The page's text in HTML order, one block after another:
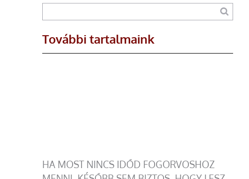
További tartalmaink
HA MOST NINCS IDŐD FOGORVOSHOZ